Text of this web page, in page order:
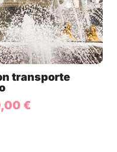
transporte
€